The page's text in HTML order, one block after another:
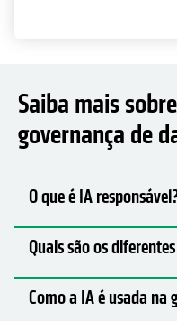
Saiba mais
governança de
O que é IA
Quais são os
Como a IA é usada na